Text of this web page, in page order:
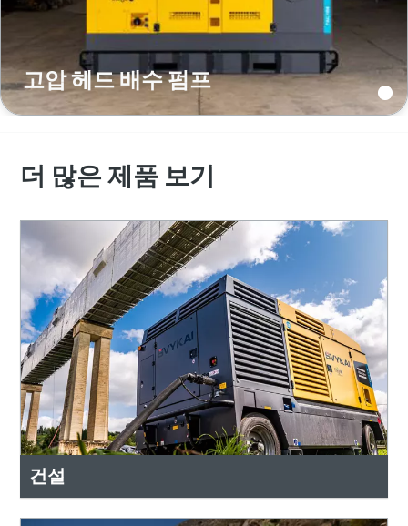
고압 헤드 배수 펌프
더 많은 제품 보기
건설